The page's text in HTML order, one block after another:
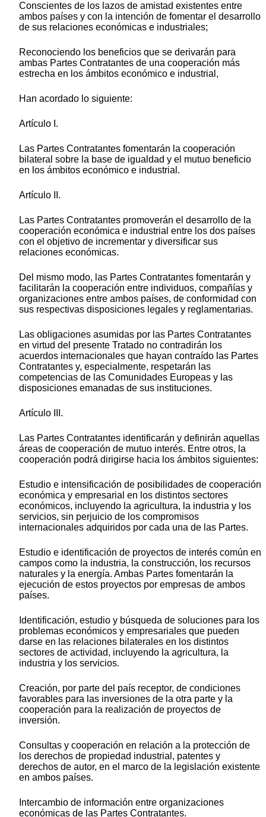
Conscientes de los lazos de amistad existentes entre
ambos países y con la intención de fomentar el desarrollo
de sus relaciones económicas e industriales;
Reconociendo los beneficios que se derivarán para
ambas Partes Contratantes de una cooperación más
estrecha en los ámbitos económico e industrial,
Han acordado lo siguiente:
Artículo I.
Las Partes Contratantes fomentarán la cooperación
bilateral sobre la base de igualdad y el mutuo beneficio
en los ámbitos económico e industrial.
Artículo II.
Las Partes Contratantes promoverán el desarrollo de la
cooperación económica e industrial entre los dos países
con el objetivo de incrementar y diversificar sus
relaciones económicas.
Del mismo modo, las Partes Contratantes fomentarán y
facilitarán la cooperación entre individuos, compañías y
organizaciones entre ambos países, de conformidad con
sus respectivas disposiciones legales y reglamentarias.
Las obligaciones asumidas por las Partes Contratantes
en virtud del presente Tratado no contradirán los
acuerdos internacionales que hayan contraído las Partes
Contratantes y, especialmente, respetarán las
competencias de las Comunidades Europeas y las
disposiciones emanadas de sus instituciones.
Artículo III.
Las Partes Contratantes identificarán y definirán aquellas
áreas de cooperación de mutuo interés. Entre otros, la
cooperación podrá dirigirse hacia los ámbitos siguientes:
Estudio e intensificación de posibilidades de cooperación
económica y empresarial en los distintos sectores
económicos, incluyendo la agricultura, la industria y los
servicios, sin perjuicio de los compromisos
internacionales adquiridos por cada una de las Partes.
Estudio e identificación de proyectos de interés común en
campos como la industria, la construcción, los recursos
naturales y la energía. Ambas Partes fomentarán la
ejecución de estos proyectos por empresas de ambos
países.
Identificación, estudio y búsqueda de soluciones para los
problemas económicos y empresariales que pueden
darse en las relaciones bilaterales en los distintos
sectores de actividad, incluyendo la agricultura, la
industria y los servicios.
Creación, por parte del país receptor, de condiciones
favorables para las inversiones de la otra parte y la
cooperación para la realización de proyectos de
inversión.
Consultas y cooperación en relación a la protección de
los derechos de propiedad industrial, patentes y
derechos de autor, en el marco de la legislación existente
en ambos países.
Intercambio de información entre organizaciones
económicas de las Partes Contratantes.